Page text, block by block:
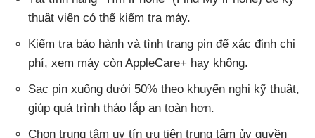
thuật viên có thể kiểm tra máy.
Kiểm tra bảo hành và tình trạng pin để xác định chi
phí, xem máy còn AppleCare+ hay không.
Sạc pin xuống dưới 50% theo khuyến nghị kỹ thuật,
giúp quá trình tháo lắp an toàn hơn.
Chọn trung tâm uy tín ưu tiên trung tâm ủy quyền